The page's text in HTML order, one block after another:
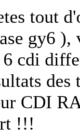
tout
gy6 ),
6 cdi
CDI
!!!